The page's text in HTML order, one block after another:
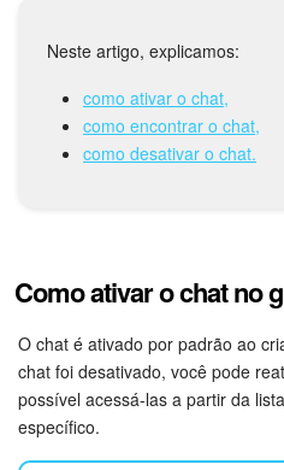
CRM + Loja On-line
Sales Center
Automação
Marketing
Neste artigo, explicamos:
como ativar o chat,
como encontrar o chat,
como desativar o chat.
Como ativar o chat no
O chat é ativado por padrão ao
chat foi desativado, você pode
possível acessá-las a partir da
específico.